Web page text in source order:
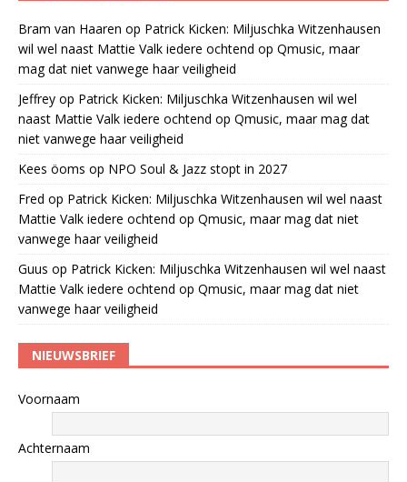
Bram van Haaren op Patrick Kicken: Miljuschka Witzenhausen
wil wel naast Mattie Valk iedere ochtend op Qmusic, maar
mag dat niet vanwege haar veiligheid
Jeffrey op Patrick Kicken: Miljuschka Witzenhausen wil wel
naast Mattie Valk iedere ochtend op Qmusic, maar mag dat
niet vanwege haar veiligheid
Kees öoms op NPO Soul & Jazz stopt in 2027
Fred op Patrick Kicken: Miljuschka Witzenhausen wil wel naast
Mattie Valk iedere ochtend op Qmusic, maar mag dat niet
vanwege haar veiligheid
Guus op Patrick Kicken: Miljuschka Witzenhausen wil wel naast
Mattie Valk iedere ochtend op Qmusic, maar mag dat niet
vanwege haar veiligheid
NIEUWSBRIEF
Voornaam
Achternaam